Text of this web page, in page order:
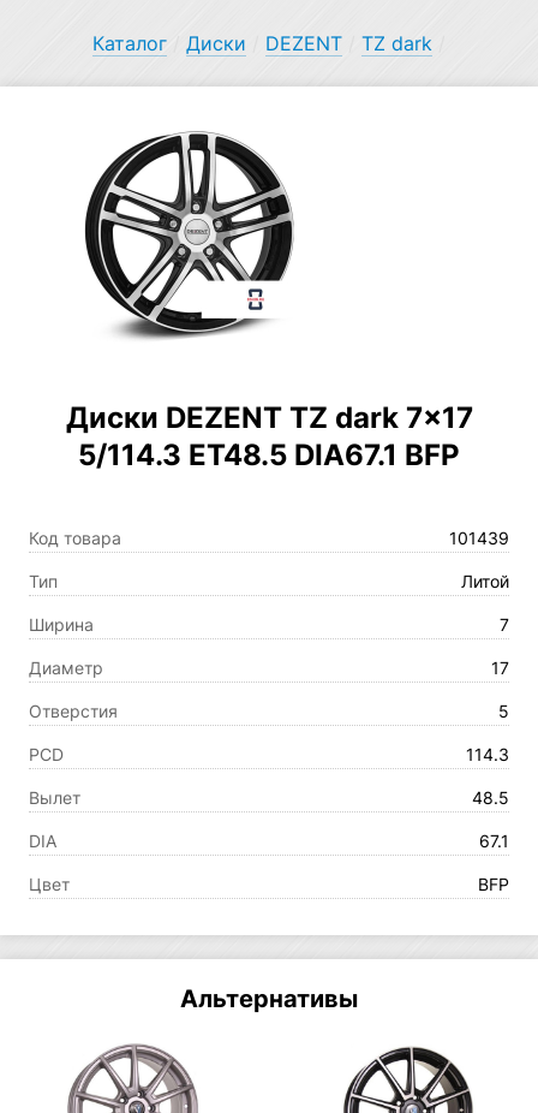
Каталог Диски DEZENT TZ dark
Диски DEZENT TZ dark 7×17
5/114.3 ET48.5 DIA67.1 BFP
Код товара 101439
Тип Литой
Ширина 7
Диаметр 17
Отверстия 5
PCD 114.3
Вылет 48.5
DIA 67.1
Цвет BFP
Альтернативы